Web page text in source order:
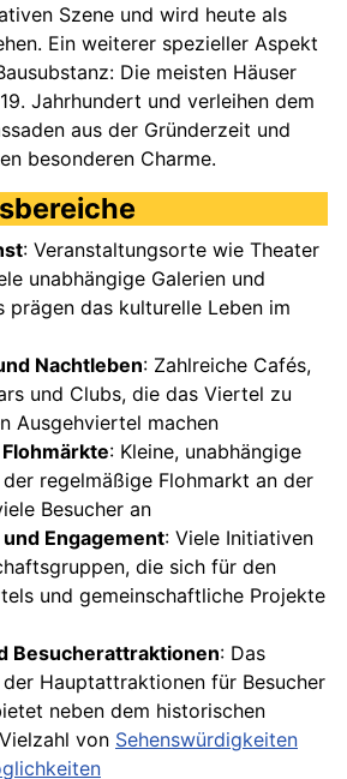
Szene und wird heute als
Ein weiterer spezieller Aspekt
Die meisten Häuser
Jahrhundert und verleihen dem
aus der Gründerzeit und
besonderen Charme.
: Veranstaltungsorte wie Theater
unabhängige Galerien und
prägen das kulturelle Leben im
Nachtleben: Zahlreiche Cafés,
und Clubs, die das Viertel zu
Ausgehviertel machen
: Kleine, unabhängige
regelmäßige Flohmarkt an der
Besucher an
und Engagement: Viele Initiativen
die sich für den
und gemeinschaftliche Projekte
Besucherattraktionen: Das
Hauptattraktionen für Besucher
neben dem historischen
von Sehenswürdigkeiten